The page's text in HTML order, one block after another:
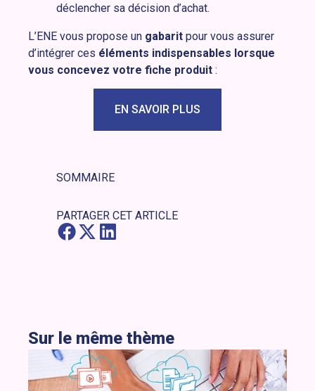
déclencher sa décision d’achat.
L’ENE vous propose un gabarit pour vous assurer
d’intégrer ces éléments indispensables lorsque
vous concevez votre fiche produit :
EN SAVOIR PLUS
SOMMAIRE
PARTAGER CET ARTICLE
Sur le même thème